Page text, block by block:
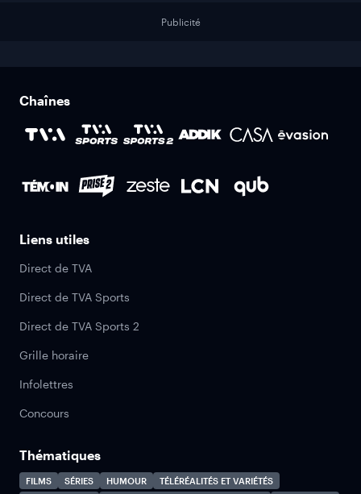
Publicité
Chaînes
Liens utiles
Direct de TVA
Direct de TVA Sports
Direct de TVA Sports 2
Grille horaire
Infolettres
Concours
Thématiques
FILMS SÉRIES HUMOUR
TÉLÉRÉALITÉS ET VARIÉTÉS